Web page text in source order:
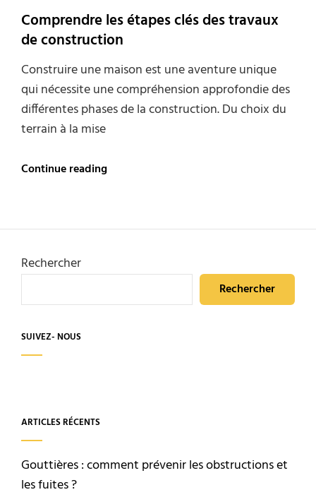
Comprendre les étapes clés des travaux
de construction
Construire une maison est une aventure unique
qui nécessite une compréhension approfondie des
différentes phases de la construction. Du choix du
terrain à la mise
Continue readingComprendre
des
construction
Rechercher
Rechercher
SUIVEZ- NOUS
ARTICLES RÉCENTS
Gouttières : comment prévenir les obstructions et
les fuites ?